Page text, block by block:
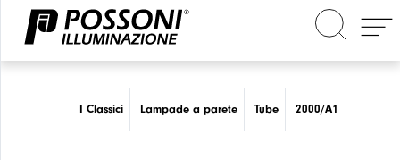
I Classici Lampade a parete Tube 2000/A1